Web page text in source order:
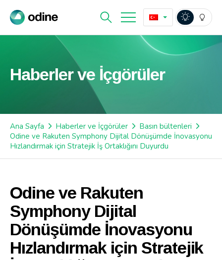
Haberler ve İçgörüler
Ana Sayfa Haberler ve İçgörüler
Basın bültenleri
Odine ve Rakuten Symphony Dijital Dönüşümde İnovasyonu
Hızlandırmak için Stratejik İş Ortaklığını Duyurdu
Odine ve Rakuten
Symphony Dijital
Dönüşümde İnovasyonu
Hızlandırmak için Stratejik